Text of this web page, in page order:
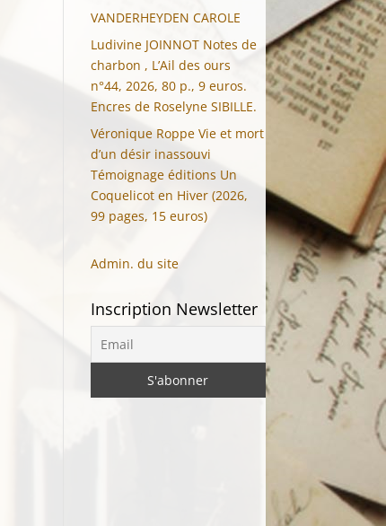
VANDERHEYDEN CAROLE
Ludivine JOINNOT Notes de
charbon , L’Ail des ours
n°44, 2026, 80 p., 9 euros.
Encres de Roselyne SIBILLE.
Véronique Roppe Vie et mort
d’un désir inassouvi
Témoignage éditions Un
Coquelicot en Hiver (2026,
99 pages, 15 euros)
Admin. du site
Inscription Newsletter